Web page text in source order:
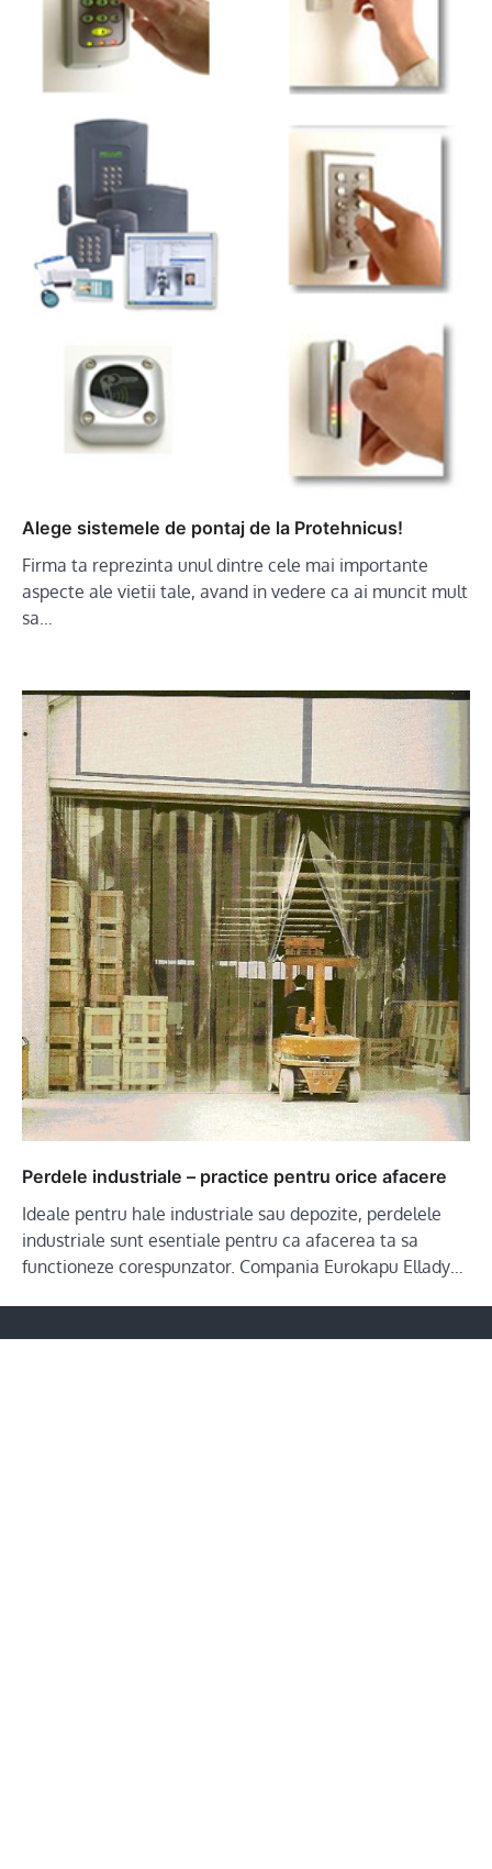
Alege sistemele de pontaj de la Protehnicus!
Firma ta reprezinta unul dintre cele mai importante
aspecte ale vietii tale, avand in vedere ca ai muncit mult
sa…
Perdele industriale – practice pentru orice afacere
Ideale pentru hale industriale sau depozite, perdelele
industriale sunt esentiale pentru ca afacerea ta sa
functioneze corespunzator. Compania Eurokapu Ellady…